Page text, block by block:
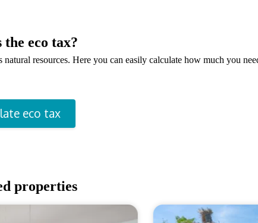
eco tax?
resources. Here you can easily calculate how much you
eco tax
properties